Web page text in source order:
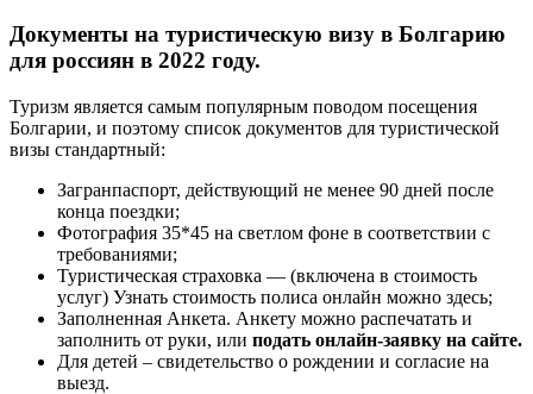
Документы на туристическую визу в Болгарию
для россиян в 2022 году.
Туризм является самым популярным поводом посещения
Болгарии, и поэтому список документов для туристической
визы стандартный:
Загранпаспорт, действующий не менее 90 дней после
конца поездки;
Фотография 35*45 на светлом фоне в соответствии с
требованиями;
Туристическая страховка — (включена в стоимость
услуг) Узнать стоимость полиса онлайн можно здесь;
Заполненная Анкета. Анкету можно распечатать и
заполнить от руки, или подать онлайн-заявку на сайте.
Для детей – свидетельство о рождении и согласие на
выезд.